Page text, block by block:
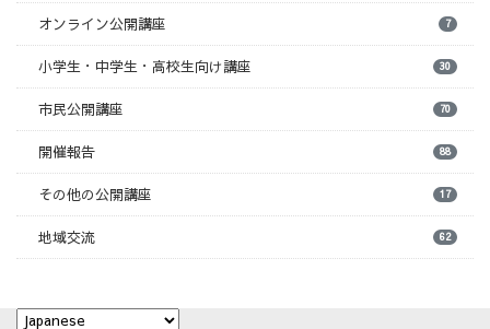
オンライン公開講座 7
小学生・中学生・高校生向け講座 30
市民公開講座 70
開催報告 88
その他の公開講座 17
地域交流 62